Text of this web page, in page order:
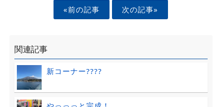
«前の記事 次の記事»
関連記事
新コーナー????